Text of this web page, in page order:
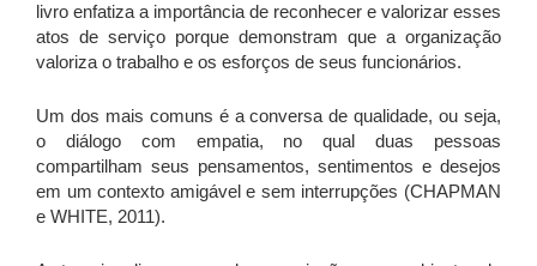
livro enfatiza a importância de reconhecer e valorizar esses
atos de serviço porque demonstram que a organização
valoriza o trabalho e os esforços de seus funcionários.
Um dos mais comuns é a conversa de qualidade, ou seja,
o diálogo com empatia, no qual duas pessoas
compartilham seus pensamentos, sentimentos e desejos
em um contexto amigável e sem interrupções (CHAPMAN
e WHITE, 2011).